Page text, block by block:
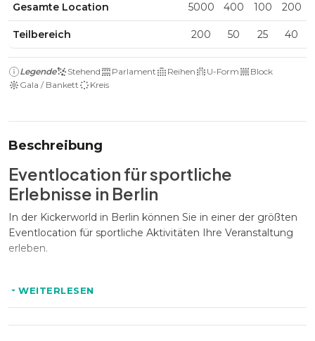
Gesamte Location 5000 400 100 200
Teilbereich 200 50 25 40
Legende Stehend Parlament Reihen U-Form
Block
Gala / Bankett
Kreis
Beschreibung
Eventlocation für sportliche
Erlebnisse in Berlin
In der Kickerworld in Berlin können Sie in einer der größten
Eventlocation für sportliche Aktivitäten Ihre Veranstaltung
erleben.
Moderne Sportanlagen & vielseitige
WEITERLESEN